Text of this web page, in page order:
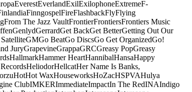
EverestEverlandExilExilophoneExtremeF-
FinngospelFireFlashbackFlyFlying
From The Jazz VaultFrontierFrontiersFrontiers Music
GenlydGerrardGet BackGet BetterGetting Out Our
GMGo BeatGo DiscsGo Get OrganizedGo!
JuryGrapevineGrappaGRCGreasy PopGreasy
HallmarkHammer HeartHannibalHansaHappy
HeliodorHellcatHer Name Is Banks,
HotHot WaxHouseworksHoZacHSPVAHulya
ClubIMKERImmediateImpactIn The RedINAIndigo